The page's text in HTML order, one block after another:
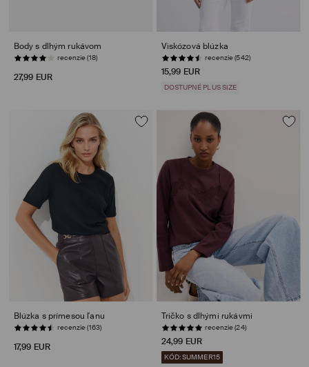
Body s dlhým rukávom
POSLEDNÉ KUSY
27,99 EUR
Viskózová blúzka
recenzie (542)
15,99 EUR
DOSTUPNÉ PLUS SIZE
Blúzka s prímesou ľanu
POSLEDNÉ KUSY
17,99 EUR
Tričko s dlhými rukávmi
recenzie (24)
24,99 EUR
KÓD: SUMMER15